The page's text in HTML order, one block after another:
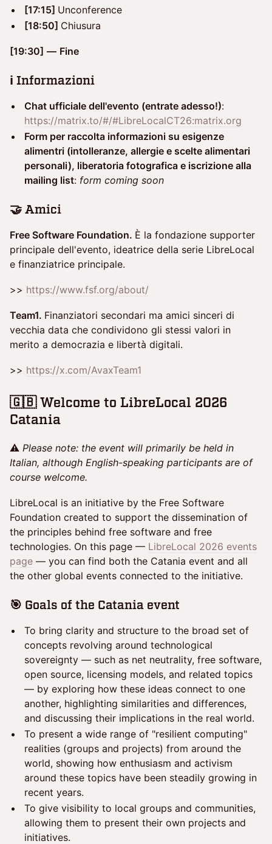
[17:15] Unconference
[18:50] Chiusura
[19:30] — Fine
ℹ️ Informazioni
Chat ufficiale dell'evento (entrate adesso!):
https://matrix.to/#/#LibreLocalCT26:matrix.org
Form per raccolta informazioni su esigenze
alimentri (intolleranze, allergie e scelte alimentari
personali), liberatoria fotografica e iscrizione alla
mailing list: form coming soon
🤝 Amici
Free Software Foundation. È la fondazione supporter
principale dell'evento, ideatrice della serie LibreLocal
e finanziatrice principale.
>> https://www.fsf.org/about/
Team1. Finanziatori secondari ma amici sinceri di
vecchia data che condividono gli stessi valori in
merito a democrazia e libertà digitali.
>> https://x.com/AvaxTeam1
🇬🇧Welcome to LibreLocal 2026
Catania
⚠️ Please note: the event will primarily be held in
Italian, although English-speaking participants are of
course welcome.
LibreLocal is an initiative by the Free Software
Foundation created to support the dissemination of
the principles behind free software and free
technologies. On this page — LibreLocal 2026 events
page — you can find both the Catania event and all
the other global events connected to the initiative.
🎯 Goals of the Catania event
To bring clarity and structure to the broad set of
concepts revolving around technological
sovereignty — such as net neutrality, free software,
open source, licensing models, and related topics
— by exploring how these ideas connect to one
another, highlighting similarities and differences,
and discussing their implications in the real world.
To present a wide range of "resilient computing"
realities (groups and projects) from around the
world, showing how enthusiasm and activism
around these topics have been steadily growing in
recent years.
To give visibility to local groups and communities,
allowing them to present their own projects and
initiatives.